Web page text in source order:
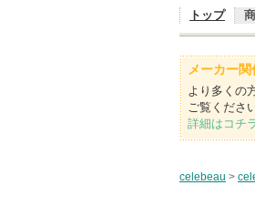
トップ
メーカー
より多くの
ご覧くださ
詳細はコチ
celebeau >